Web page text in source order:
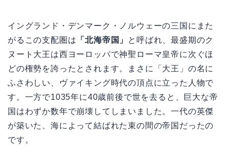
イングランド・デンマーク・ノルウェーの三国にまた
がるこの支配圏は 「北海帝国」
と呼ばれ、最盛期のク
ヌート大王は西ヨーロッパで神聖ローマ皇帝に次ぐほ
どの権勢を誇ったとされます。まさに「大王」の名に
ふさわしい、ヴァイキング時代の頂点に立った人物で
す。一方で1035年に40歳前後で世を去ると、巨大な帝
国はわずか数年で崩壊してしまいました。一代の英傑
が築いた、海によって結ばれた束の間の帝国だったの
です。